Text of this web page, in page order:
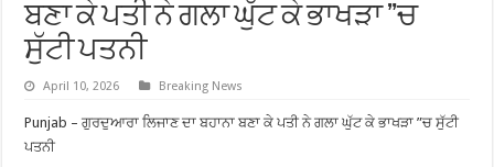
ਬਣਾ ਕੇ ਪਤੀ ਨੇ ਗਲਾ ਘੁੱਟ ਕੇ ਭਾਖੜਾ ”ਚ
ਸੁੱਟੀ ਪਤਨੀ
April 10, 2026 Breaking News
Punjab – ਗੁਰਦੁਆਰਾ ਲਿਜਾਣ ਦਾ ਬਹਾਨਾ ਬਣਾ ਕੇ ਪਤੀ ਨੇ ਗਲਾ ਘੁੱਟ ਕੇ ਭਾਖੜਾ ”ਚ ਸੁੱਟੀ
ਪਤਨੀ